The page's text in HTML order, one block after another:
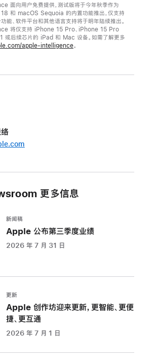
面向用户免费提供，测试版将于今年秋季作为
和 macOS Sequoia 的内置功能推出，仅支持
功能、软件平台和其他语言支持将于明年陆续推出。
将仅支持 iPhone 15 Pro、iPhone 15 Pro
或后续芯片的 iPad 和 Mac 设备。如需了解更多
apple-intelligence。
更多信息
新闻稿
Apple 公布第三季度业绩
2026 年 7 月 31 日
更新
Apple 创作坊迎来更新，更智能、更便
捷、更互通
2026 年 7 月 1 日